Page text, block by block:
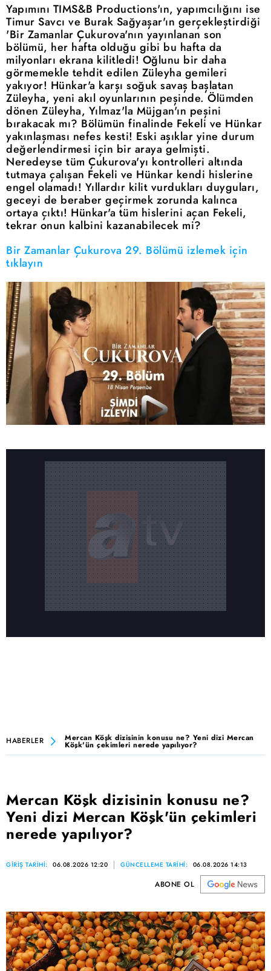
Yapımını TIMS&B Productions'ın, yapımcılığını ise
Timur Savcı ve Burak Sağyaşar'ın gerçekleştirdiği
'Bir Zamanlar Çukurova'nın yayınlanan son
bölümü, her hafta olduğu gibi bu hafta da
milyonları ekrana kilitledi! Oğlunu bir daha
görmemekle tehdit edilen Züleyha gemileri
yakıyor! Hünkar'a karşı soğuk savaş başlatan
Züleyha, yeni akıl oyunlarının peşinde. Ölümden
dönen Züleyha, Yılmaz'la Müjgan'ın peşini
bırakacak mı? Bölümün finalinde Fekeli ve Hünkar
yakınlaşması nefes kesti! Eski aşıklar yine durum
değerlendirmesi için bir araya gelmişti.
Neredeyse tüm Çukurova'yı kontrolleri altında
tutmaya çalışan Fekeli ve Hünkar kendi hislerine
engel olamadı! Yıllardır kilit vurdukları duyguları,
geceyi de beraber geçirmek zorunda kalınca
ortaya çıktı! Hünkar'a tüm hislerini açan Fekeli,
tekrar onun kalbini kazanabilecek mi?
Bir Zamanlar Çukurova 29. Bölümü izlemek için
tıklayın
HABERLER Mercan Köşk dizisinin konusu ne? Yeni dizi Mercan
Köşk'ün çekimleri nerede yapılıyor?
Mercan Köşk dizisinin konusu ne?
Yeni dizi Mercan Köşk'ün çekimleri
nerede yapılıyor?
GİRİŞ TARİHİ: 06.08.2026 12:20 GÜNCELLEME TARİHİ: 06.08.2026 14:13
ABONE OL